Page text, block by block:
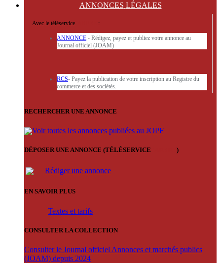
ANNONCES LÉGALES
Avec le téléservice :
ANNONCE - Rédigez, payez et publiez votre annonce au
Journal officiel (JOAM)
RCS- Payez la publication de votre inscription au Registre du
commerce et des sociétés.
RECHERCHER UNE ANNONCE
Voir toutes les annonces publiées au JOPF
DÉPOSER UNE ANNONCE (TÉLÉSERVICE )
Rédiger une annonce
EN SAVOIR PLUS
Textes et tarifs
CONSULTER LA COLLECTION
Consulter le Journal officiel Annonces et marchés publics
(JOAM) depuis 2024